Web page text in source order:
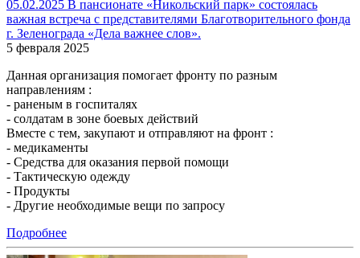
05.02.2025 В пансионате «Никольский парк» состоялась
важная встреча с представителями Благотворительного фонда
г. Зеленограда «Дела важнее слов».
5 февраля 2025
Данная организация помогает фронту по разным
направлениям :
- раненым в госпиталях
- солдатам в зоне боевых действий
Вместе с тем, закупают и отправляют на фронт :
- медикаменты
- Средства для оказания первой помощи
- Тактическую одежду
- Продукты
- Другие необходимые вещи по запросу
Подробнее